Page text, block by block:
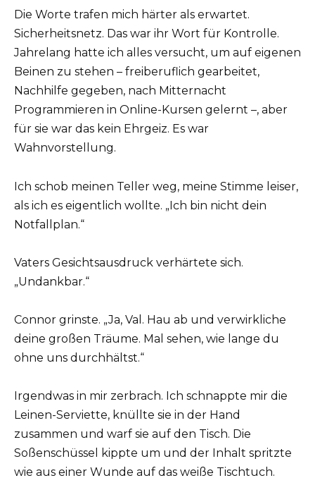
Die Worte trafen mich härter als erwartet.
Sicherheitsnetz. Das war ihr Wort für Kontrolle.
Jahrelang hatte ich alles versucht, um auf eigenen
Beinen zu stehen – freiberuflich gearbeitet,
Nachhilfe gegeben, nach Mitternacht
Programmieren in Online-Kursen gelernt –, aber
für sie war das kein Ehrgeiz. Es war
Wahnvorstellung.
Ich schob meinen Teller weg, meine Stimme leiser,
als ich es eigentlich wollte. „Ich bin nicht dein
Notfallplan.“
Vaters Gesichtsausdruck verhärtete sich.
„Undankbar.“
Connor grinste. „Ja, Val. Hau ab und verwirkliche
deine großen Träume. Mal sehen, wie lange du
ohne uns durchhältst.“
Irgendwas in mir zerbrach. Ich schnappte mir die
Leinen-Serviette, knüllte sie in der Hand
zusammen und warf sie auf den Tisch. Die
Soßenschüssel kippte um und der Inhalt spritzte
wie aus einer Wunde auf das weiße Tischtuch.